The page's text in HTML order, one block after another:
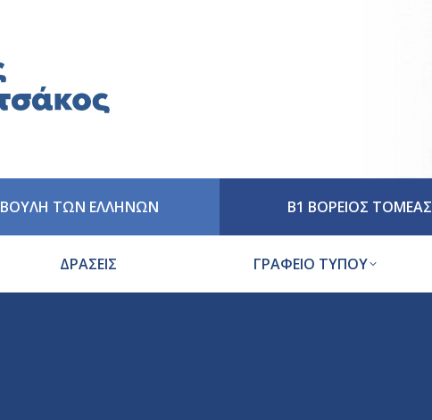
ΒΟΥΛΗ ΤΩΝ ΕΛΛΗΝΩΝ Β1 ΒΟΡΕΙΟΣ ΤΟΜΕΑΣ
ΔΡΑΣΕΙΣ ΓΡΑΦΕΙΟ ΤΥΠΟΥ